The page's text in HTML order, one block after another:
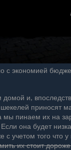
с экономией
домой и,
приносят
мы пинаем их на
она будет
с учетом того что
их стоит